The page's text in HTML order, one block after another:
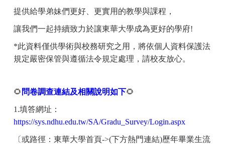
提供給學弟妹們更好、更實用的教學與課程，
讓我們一起持續致力於讓東華大學成為更好的學府!
*此資料僅供學術與校務研究之用，將依個人資料保護法
規定嚴密保管與遵循法令規定處理，請校友放心。
🌻️ 問卷調查連結及相關說明如下🌻️
1.填答網址 ：
https://sys.ndhu.edu.tw/SA/Gradu_Survey/Login.aspx
〔或路徑：東華大學首頁->(下方熱門連結)歷年畢業生流